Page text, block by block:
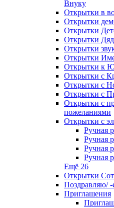
Внуку
Открытки в
Открытки
Открытки
Открытки
Открытки
Открытки
Открытки к
Открытки с
Открытки с
Открытки с
Открытки с
пожеланиями
Открытки с
Ручная
Ручная
Ручная
Ручная
Ещё 26
Открытки
Поздравляю/
Приглашения